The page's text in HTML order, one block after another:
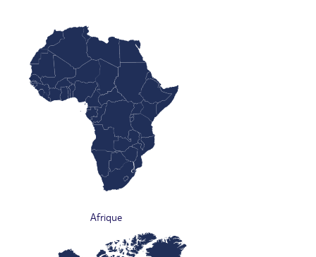
Afrique